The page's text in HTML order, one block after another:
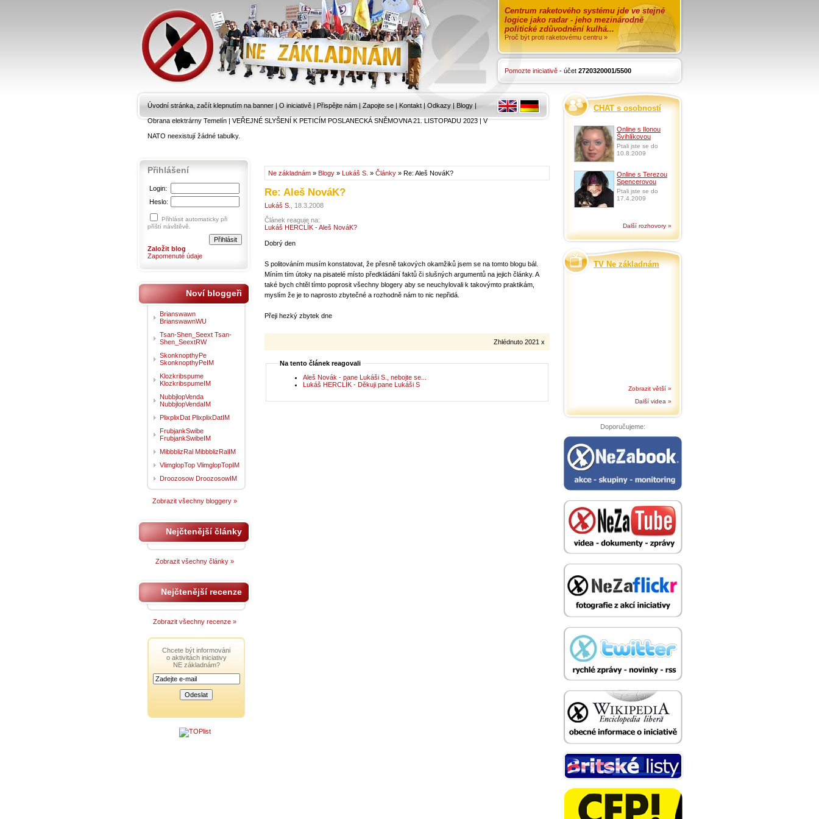
Centrum raketového systému jde ve stejné
logice jako radar - jeho mezinárodně
politické zdůvodnění kulhá...
Proč být proti raketovému centru »
Pomozte iniciativě - účet 2720320001/5500
Úvodní stránka, začít klepnutím na banner | O iniciativě | Přispějte nám | Zapojte se | Kontakt | Odkazy | Blogy |
Obrana elektrárny Temelín|VEŘEJNÉ SLYŠENÍ K PETICÍM POSLANECKÁ SNĚMOVNA 21. LISTOPADU 2023|V
NATO neexistují žádné tabulky.
Ne základnám » Blogy » Lukáš S. » Články » Re: Aleš NováK?
Re: Aleš NováK?
Lukáš S.
, 18.3.2008
Článek reaguje na:
Lukáš HERCLÍK - Aleš NováK?
Dobrý den
S politováním musím konstatovat, že přesně takových okamžiků jsem se na tomto blogu bál.
Míním tím útoky na pisatelé místo předkládání faktů či slušných argumentů na jejich články. A
také bych chtěl tímto poprosit všechny blogery aby se neuchylovali k takovýmto praktikám,
myslím že je to naprosto zbytečné a rozhodně nám to nic nepřidá.
Přeji hezký zbytek dne
Zhlédnuto 2021 x
Na tento článek reagovali
Aleš Novák - pane Lukáši S., nebojte se...
Lukáš HERCLÍK - Děkuji pane Lukáši S
Přihlášení
Login:
Heslo:
Přihlásit automaticky při
příští návštěvě.
Založit blog
Zapomenuté údaje
Noví bloggeři
Brianswawn
BrianswawnWU
Tsan-Shen_Seext Tsan-
Shen_SeextRW
SkonknopthyPe
SkonknopthyPeIM
Klozkribspume
KlozkribspumeIM
NubbjlopVenda
NubbjlopVendaIM
PlixplixDat PlixplixDatIM
FrubjankSwibe
FrubjankSwibeIM
MibbblizRal MibbblizRalIM
VlimglopTop VlimglopTopIM
Droozosow DroozosowIM
Zobrazit všechny bloggery »
Nejčtenější články
Zobrazit všechny články »
Nejčtenější recenze
Zobrazit všechny recenze »
Chcete být informováni
o aktivitách iniciativy
NE základnám?
CHAT s osobností
Online s Ilonou
Švihlíkovou
Ptali jste se do
10.8.2009
Online s Terezou
Spencerovou
Ptali jste se do
17.4.2009
Další rozhovory »
TV Ne základnám
Zobrazit větší »
Další videa »
Doporučujeme: